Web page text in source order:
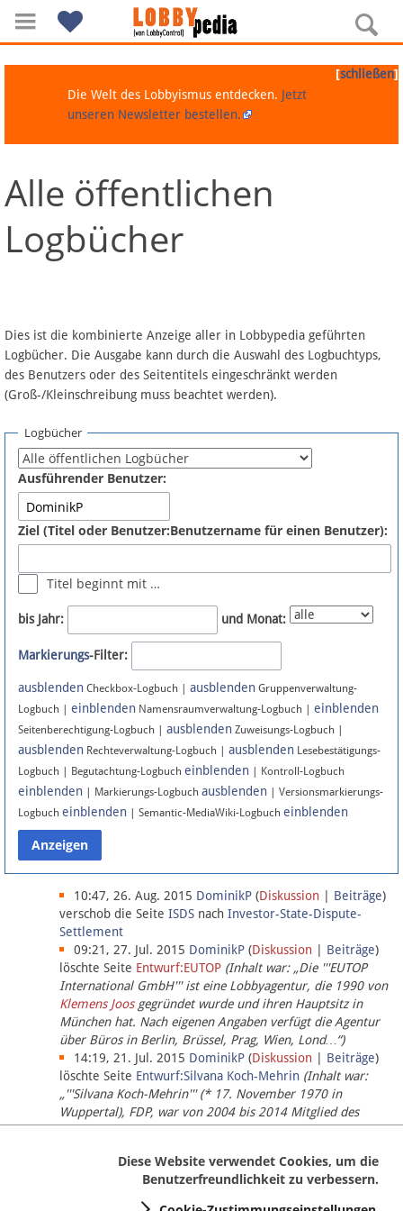
Navigation
Über Lobbypedia
Artikel nach Kategorien
FAQ
Fördermitglied werden
Fehler melden
Newsletter
Bluesky
Facebook
Instagram
Anmelden
Datenschutz
Über Lobbypedia
Impressum
[schließen]
Die Welt des Lobbyismus entdecken. Jetzt
unseren Newsletter bestellen.
Alle öffentlichen
Logbücher
Dies ist die kombinierte Anzeige aller in Lobbypedia geführten
Logbücher. Die Ausgabe kann durch die Auswahl des Logbuchtyps,
des Benutzers oder des Seitentitels eingeschränkt werden
(Groß-/Kleinschreibung muss beachtet werden).
Logbücher
Ausführender Benutzer:
Ziel (Titel oder Benutzer:Benutzername für einen Benutzer):
Titel beginnt mit …
bis Jahr: und Monat:
Markierungs-Filter:
ausblenden Checkbox-Logbuch | ausblenden Gruppenverwaltung-
Logbuch | einblenden Namensraumverwaltung-Logbuch | einblenden
Seitenberechtigung-Logbuch | ausblenden Zuweisungs-Logbuch |
ausblenden Rechteverwaltung-Logbuch | ausblenden Lesebestätigungs-
Logbuch | Begutachtung-Logbuch einblenden | Kontroll-Logbuch
einblenden | Markierungs-Logbuch ausblenden | Versionsmarkierungs-
Logbuch einblenden | Semantic-MediaWiki-Logbuch einblenden
10:47, 26. Aug. 2015 DominikP (Diskussion Beiträge)
verschob die Seite ISDS nach Investor-State-Dispute-
Settlement
09:21, 27. Jul. 2015 DominikP (Diskussion Beiträge)
löschte Seite Entwurf:EUTOP (Inhalt war: „Die '''EUTOP
International GmbH''' ist eine Lobbyagentur, die 1990 von
Klemens Joosgegründet wurde und ihren Hauptsitz in
München hat. Nach eigenen Angaben verfügt die Agentur
über Büros in Berlin, Brüssel, Prag, Wien, Lond…“)
14:19, 21. Jul. 2015 DominikP (Diskussion Beiträge)
löschte Seite Entwurf:Silvana Koch-Mehrin (Inhalt war:
„'''Silvana Koch-Mehrin''' (* 17. November 1970 in
Wuppertal), FDP, war von 2004 bis 2014 Mitglied des
Europäischen Parlaments, seit November 2014 ist sie für
Diese Website verwendet Cookies, um die
Benutzerfreundlichkeit zu verbessern.